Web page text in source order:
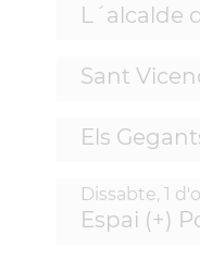
L´alcalde
Sant
Els
Dissabte, 1 d'
Espai (+)